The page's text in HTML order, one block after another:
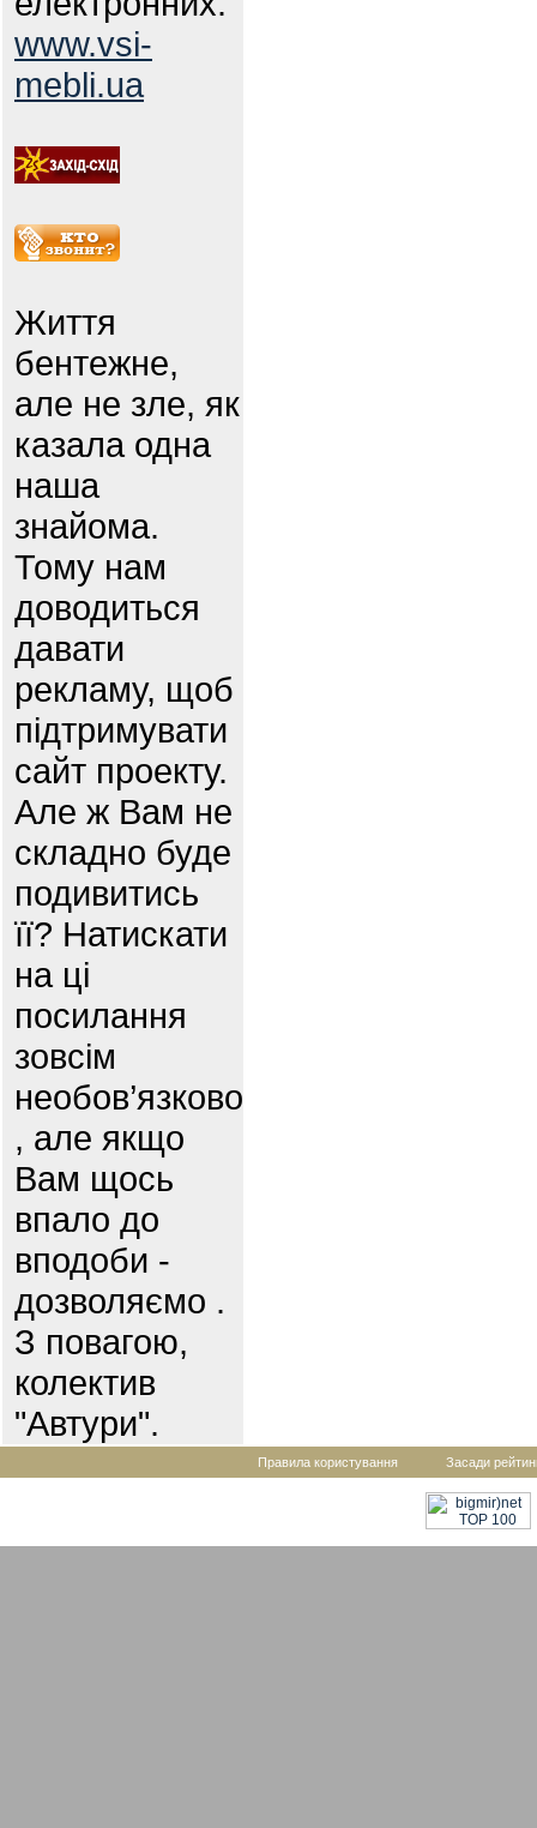
www.vsi-
mebli.ua
Життя
бентежне,
але не зле, як
казала одна
наша
знайома.
Тому нам
доводиться
давати
рекламу, щоб
підтримувати
сайт проекту.
Але ж Вам не
складно буде
подивитись
її? Натискати
на ці
посилання
зовсім
необов’язково
, але якщо
Вам щось
впало до
вподоби -
дозволяємо .
З повагою,
колектив
"Автури".
Правила користування Засади